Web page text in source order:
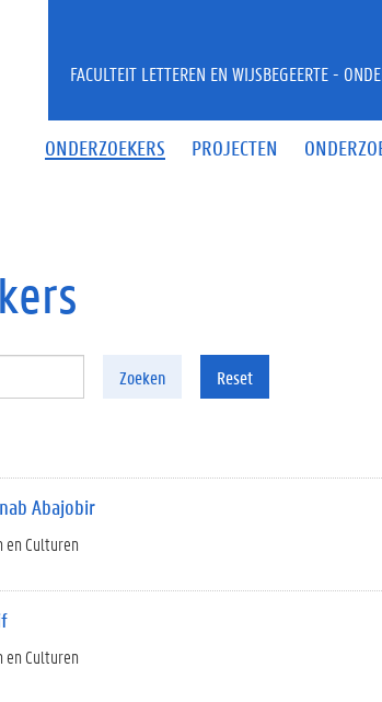
ONDERZOEKERS PROJECTEN
FACULTEIT LETTEREN EN WIJSBEGEERTE -
Zoeken Reset
Abajobir
en Culturen
en Culturen